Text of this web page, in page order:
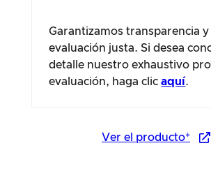
Garantizamos transparencia y
evaluación justa. Si desea
detalle nuestro exhaustivo
evaluación, haga clicaquí.
Ver el producto*